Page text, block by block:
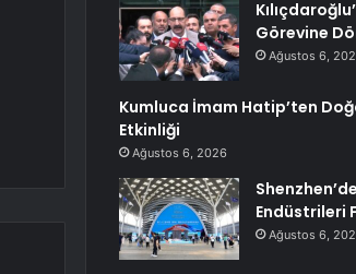
Görevine
Ağustos 6,
Kumluca İmam Hatip’ten
Etkinliği
Ağustos 6, 2026
Endüstrileri
Ağustos 6,